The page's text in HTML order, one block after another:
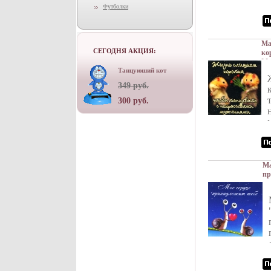
Футболки
СЕГОДНЯ АКЦИЯ:
Танцуюший кот
349 руб.
300 руб.